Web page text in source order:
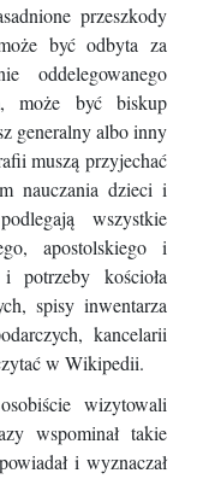
przeszkody
być odbyta za
oddelegowanego
może być biskup
generalny albo inny
muszą przyjechać
nauczania dzieci i
wszystkie
apostolskiego i
i potrzeby kościoła
spisy inwentarza
kancelarii
w Wikipedii.
wizytowali
wspominał takie
i wyznaczał